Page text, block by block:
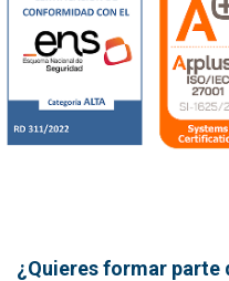
¿Quieres formar parte